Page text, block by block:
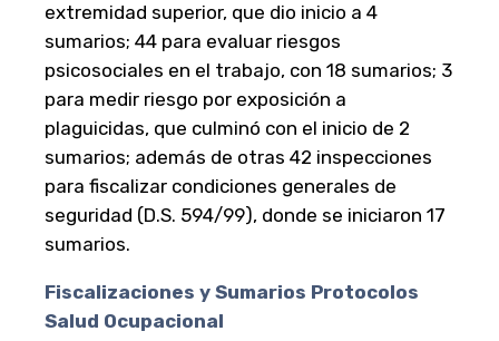
extremidad superior, que dio inicio a 4
sumarios; 44 para evaluar riesgos
psicosociales en el trabajo, con 18 sumarios; 3
para medir riesgo por exposición a
plaguicidas, que culminó con el inicio de 2
sumarios; además de otras 42 inspecciones
para fiscalizar condiciones generales de
seguridad (D.S. 594/99), donde se iniciaron 17
sumarios.
Fiscalizaciones y Sumarios Protocolos
Salud Ocupacional